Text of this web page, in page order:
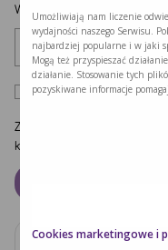
Witryna internetowa
Zapamiętaj moje dane w tej
komentarzy.
Umożliwiają nam liczenie
wydajności naszego Serwisu.
najbardziej popularne i w jaki
Mogą też przyspieszać
działanie. Stosowanie tych
pozyskiwane informacje
Cookies marketingowe i